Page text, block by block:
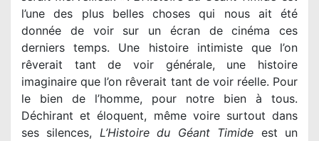
l’une des plus belles choses qui nous ait été
donnée de voir sur un écran de cinéma ces
derniers temps. Une histoire intimiste que l’on
rêverait tant de voir générale, une histoire
imaginaire que l’on rêverait tant de voir réelle. Pour
le bien de l’homme, pour notre bien à tous.
Déchirant et éloquent, même voire surtout dans
ses silences, L’Histoire du Géant Timide est un